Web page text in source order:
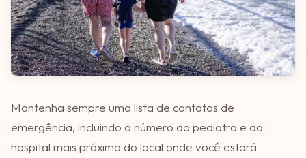
Mantenha sempre uma lista de contatos de
emergência, incluindo o número do pediatra e do
hospital mais próximo do local onde você estará